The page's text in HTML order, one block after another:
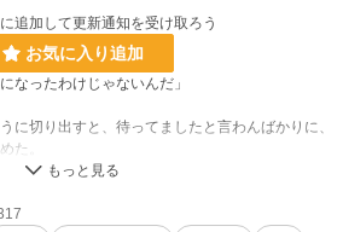
追加して更新通知を受け取ろう
お気に入り追加
なったわけじゃないんだ」
に切り出すと、待ってましたと言わんばかりに、
た。
ベル様を嫌っているわけではありません。それだ